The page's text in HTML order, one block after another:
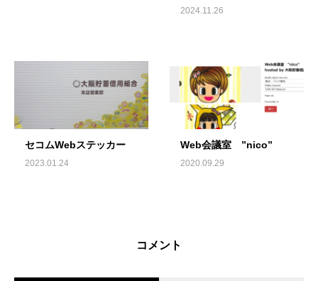
2024.11.26
セコムWebステッカー
2023.01.24
Web会議室 ”nico”
2020.09.29
コメント